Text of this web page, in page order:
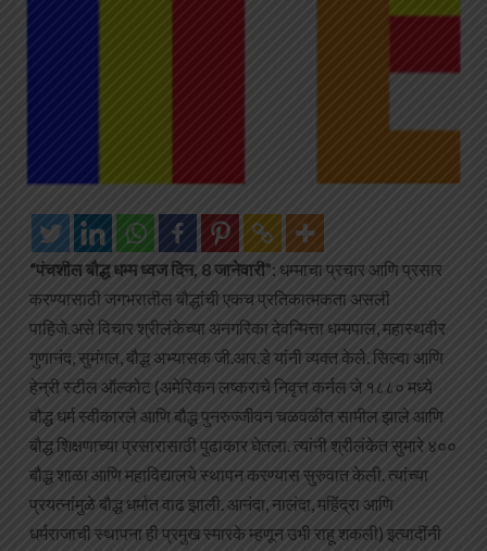
“पंचशील बौद्ध धम्म ध्वज दिन, 8 जानेवारी”: धम्माचा प्रचार आणि प्रसार
करण्यासाठी जगभरातील बौद्धांची एकच प्रतिकात्मकता असली
पाहिजे.असे विचार श्रीलंकेच्या अनगरिका देवन्मित्ता धम्मपाल, महास्थवीर
गुणानंद, सुमंगल, बौद्ध अभ्यासक जी.आर.डे यांनी व्यक्त केले. सिल्वा आणि
हेन्री स्टील ऑल्कोट (अमेरिकन लष्कराचे निवृत्त कर्नल जे १८८० मध्ये
बौद्ध धर्म स्वीकारले आणि बौद्ध पुनरुज्जीवन चळवळीत सामील झाले आणि
बौद्ध शिक्षणाच्या प्रसारासाठी पुढाकार घेतला. त्यांनी श्रीलंकेत सुमारे ४००
बौद्ध शाळा आणि महाविद्यालये स्थापन करण्यास सुरुवात केली. त्यांच्या
प्रयत्नांमुळे बौद्ध धर्मात वाढ झाली. आनंदा, नालंदा, महिंद्रा आणि
धर्मराजाची स्थापना ही प्रमुख स्मारके म्हणून उभी राहू शकली) इत्यादींनी